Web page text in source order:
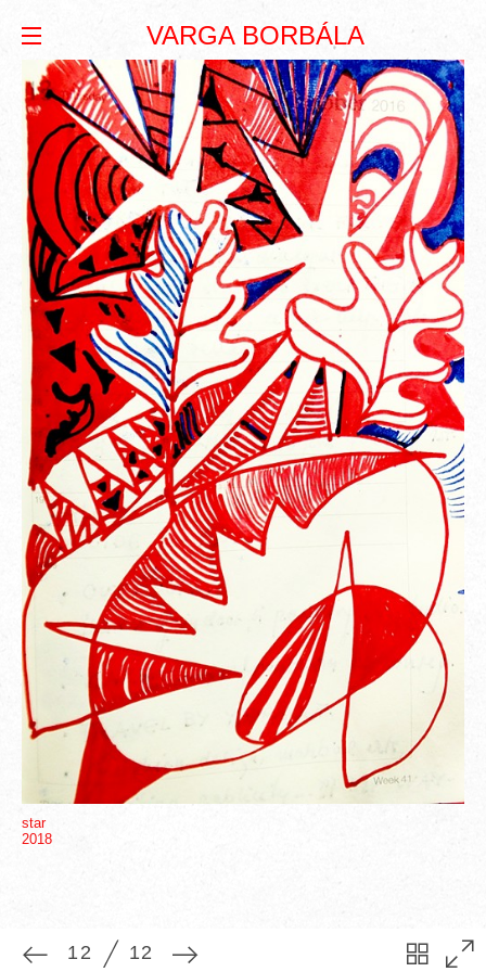
VARGA BORBÁLA
star
2018
12 12